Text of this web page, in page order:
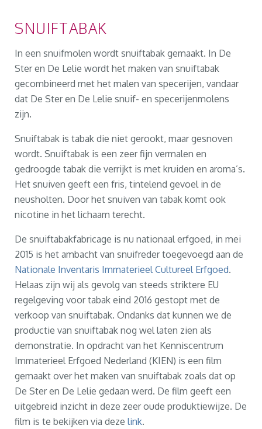
SNUIFTABAK
In een snuifmolen wordt snuiftabak gemaakt. In De
Ster en De Lelie wordt het maken van snuiftabak
gecombineerd met het malen van specerijen, vandaar
dat De Ster en De Lelie snuif- en specerijenmolens
zijn.
Snuiftabak is tabak die niet gerookt, maar gesnoven
wordt. Snuiftabak is een zeer fijn vermalen en
gedroogde tabak die verrijkt is met kruiden en aroma’s.
Het snuiven geeft een fris, tintelend gevoel in de
neusholten. Door het snuiven van tabak komt ook
nicotine in het lichaam terecht.
De snuiftabakfabricage is nu nationaal erfgoed, in mei
2015 is het ambacht van snuifreder toegevoegd aan de
Nationale Inventaris Immaterieel Cultureel Erfgoed.
Helaas zijn wij als gevolg van steeds striktere EU
regelgeving voor tabak eind 2016 gestopt met de
verkoop van snuiftabak. Ondanks dat kunnen we de
productie van snuiftabak nog wel laten zien als
demonstratie. In opdracht van het Kenniscentrum
Immaterieel Erfgoed Nederland (KIEN) is een film
gemaakt over het maken van snuiftabak zoals dat op
De Ster en De Lelie gedaan werd. De film geeft een
uitgebreid inzicht in deze zeer oude produktiewijze. De
film is te bekijken via deze link.